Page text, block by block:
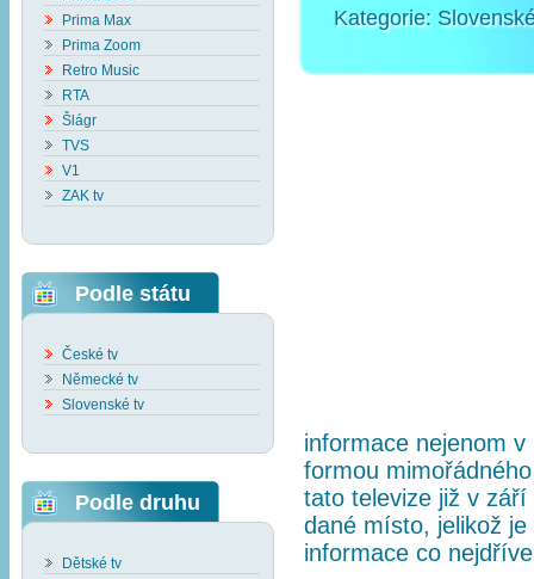
Prima Max
Prima Zoom
Retro Music
RTA
Šlágr
TVS
V1
ZAK tv
Podle státu
České tv
Německé tv
Slovenské tv
Podle druhu
Dětské tv
Kategorie:
informace nejenom
formou
tato televize již v
dané místo, jelikož
informace co